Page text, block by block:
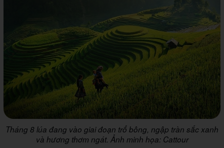
Tháng 8 lúa đang vào giai đoạn trổ bông, ngập tràn sắc xanh
và hương thơm ngát. Ảnh minh họa: Cattour